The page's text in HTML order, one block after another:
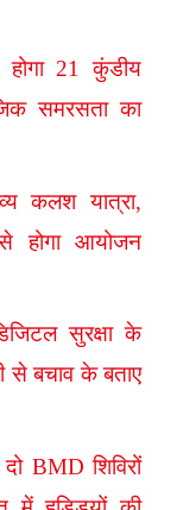
21 कुंडीय
समरसता का
कलश यात्रा,
होगा आयोजन
सुरक्षा के
से बचाव के बताए
BMD शिविरों